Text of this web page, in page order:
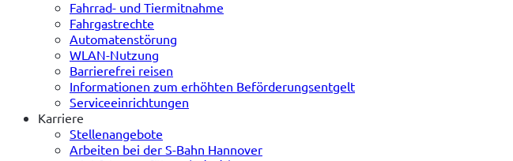
Fahrrad- und Tiermitnahme
Fahrgastrechte
Automatenstörung
WLAN-Nutzung
Barrierefrei reisen
Informationen zum erhöhten Beförderungsentgelt
Serviceeinrichtungen
Karriere
Stellenangebote
Arbeiten bei der S-Bahn Hannover